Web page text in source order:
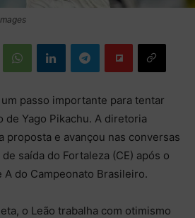
passo importante para tentar
de Yago Pikachu. A diretoria
proposta e avançou nas conversas
saída do Fortaleza (CE) após o
do Campeonato Brasileiro.
o Leão trabalha com otimismo